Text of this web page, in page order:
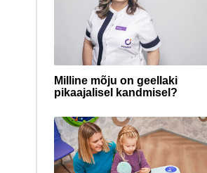
Milline mõju on geellaki
pikaajalisel kandmisel?